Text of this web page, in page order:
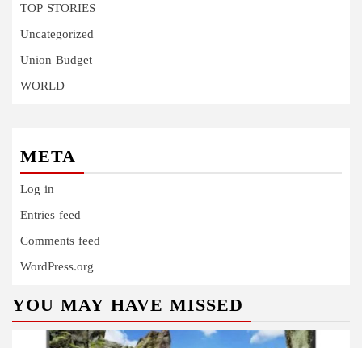
TOP STORIES
Uncategorized
Union Budget
WORLD
META
Log in
Entries feed
Comments feed
WordPress.org
YOU MAY HAVE MISSED